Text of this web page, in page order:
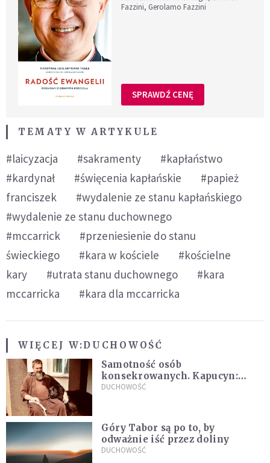
Fazzini, Gerolamo Fazzini
SPRAWDŹ CENĘ
TEMATY W ARTYKULE
#laicyzacja #sakramenty
#kapłaństwo
#kardynał
#święcenia kapłańskie
#papież
franciszek
#wydalenie ze stanu kapłańskiego
#wydalenie ze stanu duchownego
#mccarrick
#przeniesienie do stanu
świeckiego
#kara w kościele
#kościelne
kary
#utrata stanu duchownego
#kara
mccarricka
#kara dla mccarricka
WIĘCEJ W:DUCHOWOŚĆ
Samotność osób
konsekrowanych. Kapucyn:
Życie w pojedynkę rzadko jest
DUCHOWOŚĆ
Góry Tabor są po to, by
odważnie iść przez doliny
DUCHOWOŚĆ